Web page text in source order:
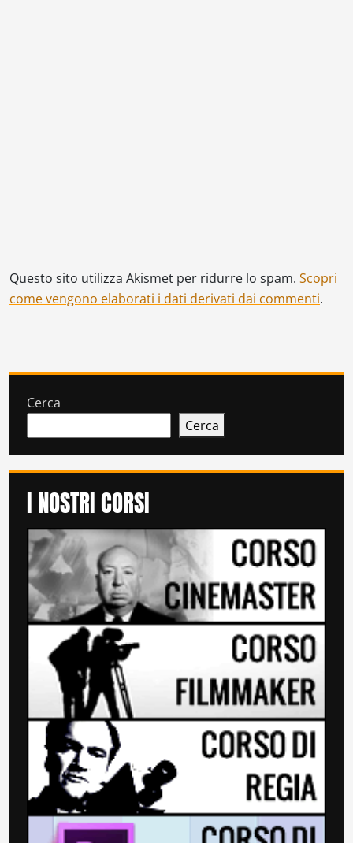
Questo sito utilizza Akismet per ridurre lo spam. Scopri
come vengono elaborati i dati derivati dai commenti.
Cerca
Cerca
I NOSTRI CORSI